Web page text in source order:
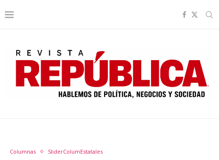
Columnas SliderColumEstatales